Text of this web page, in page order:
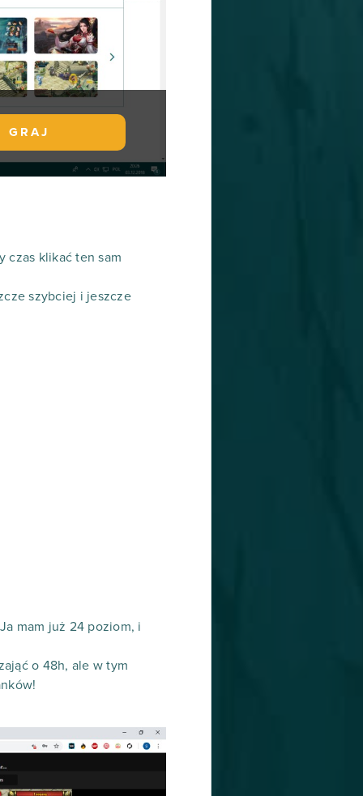
GRAJ
czas klikać ten sam
szybciej i jeszcze
mam już 24 poziom, i
o 48h, ale w tym